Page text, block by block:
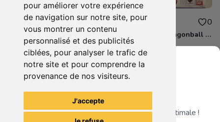
pour améliorer votre expérience
de navigation sur notre site, pour
vous montrer un contenu
personnalisé et des publicités
ciblées, pour analyser le trafic de
notre site et pour comprendre la
provenance de nos visiteurs.
J'accepte
110.00€ 0
boite figurine drahonball z shfiguarts neuve scelle
99.99€ 0
boite figurine dragonball z shfiguarts neuve scelle
Voir tous les articles du vendeur
Grenier du Geek
Télécharge notre app pour une expérience optimale !